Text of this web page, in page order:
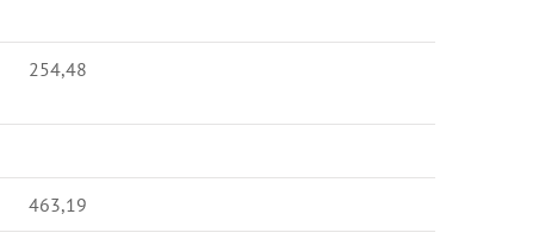
254,48
463,19